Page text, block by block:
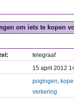
om iets te kopen
telegraaf
15 april 2012
pogingen,
verkering